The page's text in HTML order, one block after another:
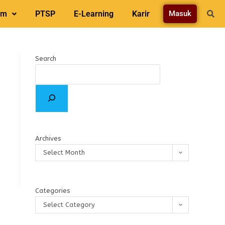
PTSP E-Learning Karir Masuk
Search
Archives
Select Month
Categories
Select Category